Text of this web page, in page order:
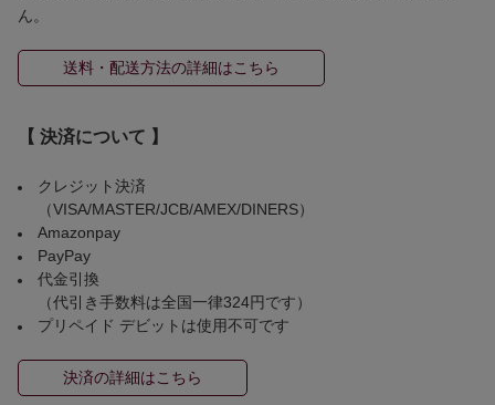
ん。
送料・配送方法の詳細はこちら
【 決済について 】
クレジット決済
（VISA/MASTER/JCB/AMEX/DINERS）
Amazonpay
PayPay
代金引換
（代引き手数料は全国一律324円です）
プリペイド デビットは使用不可です
決済の詳細はこちら